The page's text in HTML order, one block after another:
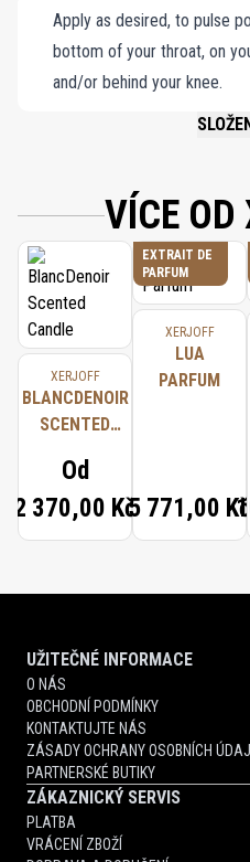
Apply as desired, to pulse
bottom of your throat, on
and/or behind your knee.
VÍCE OD
XERJOFF
BLANCDENOIR
SCENTED
Od
2 370,00 Kč
EXTRAIT DE
PARFUM
XERJOFF
LUA
PARFUM
5 771,00 Kč
UŽITEČNÉ INFORMACE
O NÁS
OBCHODNÍ PODMÍNKY
KONTAKTUJTE NÁS
ZÁSADY OCHRANY OSOBNÍCH
PARTNERSKÉ BUTIKY
ZÁKAZNICKÝ SERVIS
PLATBA
VRÁCENÍ ZBOŽÍ